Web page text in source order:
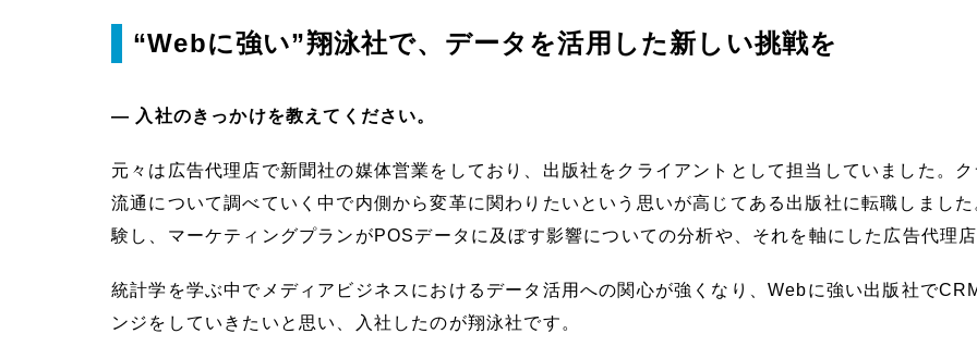
“Webに強い”翔泳社で、データを活用した新しい挑戦を
― 入社のきっかけを教えてください。
元々は広告代理店で新聞社の媒体営業をしており、出版社をクライアントとして担当していました。
流通について調べていく中で内側から変革に関わりたいという思いが高じてある出版社に転職しまし
験し、マーケティングプランがPOSデータに及ぼす影響についての分析や、それを軸にした広告代理
統計学を学ぶ中でメディアビジネスにおけるデータ活用への関心が強くなり、Webに強い出版社で
ンジをしていきたいと思い、入社したのが翔泳社です。